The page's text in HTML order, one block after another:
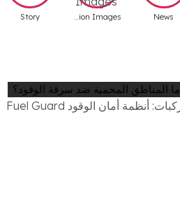
News
Installation Images
Story
ما المناطق المحمية ضد سرقة الوقود؟